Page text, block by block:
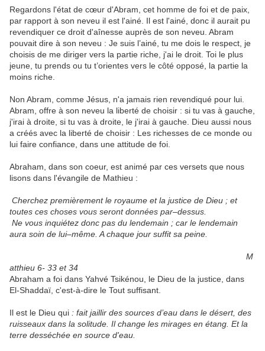
Regardons l'état de cœur d'Abram, cet homme de foi et de paix,
par rapport à son neveu il est l'ainé. Il est l'ainé, donc il aurait pu
revendiquer ce droit d'aînesse auprès de son neveu. Abram
pouvait dire à son neveu : Je suis l’ainé, tu me dois le respect, je
choisis de me diriger vers la partie riche, j'ai le droit. Toi le plus
jeune, tu prends ou tu t’orientes vers le côté opposé, la partie la
moins riche.
Non Abram, comme Jésus, n'a jamais rien revendiqué pour lui.
Abram, offre à son neveu la liberté de choisir : si tu vas à gauche,
j'irai à droite, si tu vas à droite, le j'irai à gauche. Dieu aussi nous
a créés avec la liberté de choisir : Les richesses de ce monde ou
lui faire confiance, dans une attitude de foi.
Abraham, dans son coeur, est animé par ces versets que nous
lisons dans l'évangile de Mathieu :
Cherchez premièrement le royaume et la justice de Dieu ; et
toutes ces choses vous seront données par–dessus.
Ne vous inquiétez donc pas du lendemain ; car le lendemain
aura soin de lui–même. A chaque jour suffit sa peine.
M
atthieu 6- 33 et 34
Abraham a foi dans Yahvé Tsikénou, le Dieu de la justice, dans
El-Shaddaï, c'est-à-dire le Tout suffisant.
Il est le Dieu qui : fait jaillir des sources d’eau dans le désert, des
ruisseaux dans la solitude. Il change les mirages en étang. Et la
terre desséchée en source d'eau.